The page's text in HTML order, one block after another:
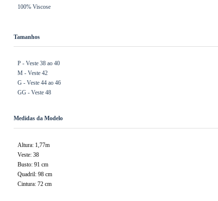
100% Viscose
Tamanhos
P - Veste 38 ao 40
M - Veste 42
G - Veste 44 ao 46
GG - Veste 48
Medidas da Modelo
Altura: 1,77m
Veste: 38
Busto: 91 cm
Quadril: 98 cm
Cintura: 72 cm